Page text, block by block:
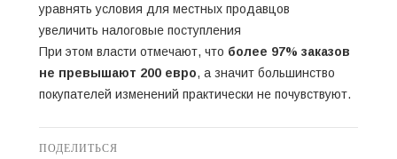
уравнять условия для местных продавцов
увеличить налоговые поступления
При этом власти отмечают, что более 97% заказов
не превышают 200 евро, а значит большинство
покупателей изменений практически не почувствуют.
ПОДЕЛИТЬСЯ